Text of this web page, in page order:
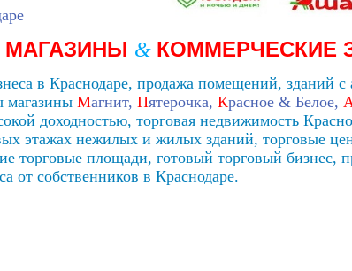
МАГАЗИНЫ & КОММЕРЧЕСКИЕ
в Краснодаре, продажа помещений, зданий с
магазины Магнит, Пятерочка, Красное & Белое,
доходностью, торговая недвижимость
этажах нежилых и жилых зданий, торговые
торговые площади, готовый торговый бизнес,
от собственников в Краснодаре.